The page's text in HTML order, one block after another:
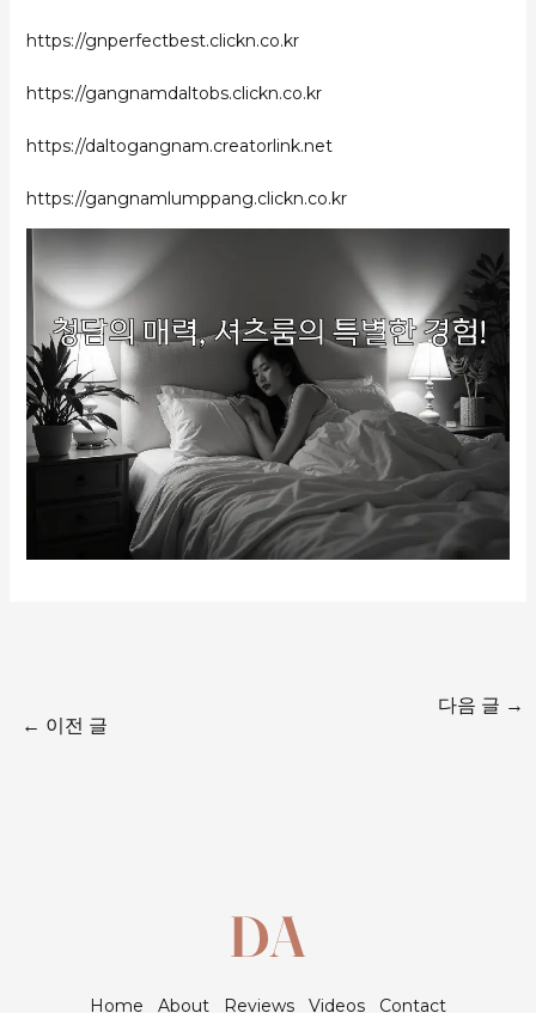
https://gnperfectbest.clickn.co.kr
https://gangnamdaltobs.clickn.co.kr
https://daltogangnam.creatorlink.net
https://gangnamlumppang.clickn.co.kr
← 이전 글
다음 글 →
Home About Reviews Videos Contact